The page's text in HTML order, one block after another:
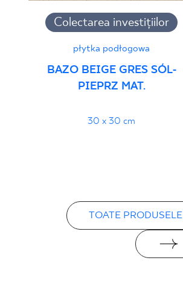
Colectarea investițiilor
płytka podłogowa
BAZO BEIGE GRES SÓL-
PIEPRZ MAT.
30 x 30 cm
TOATE PRODUSELE